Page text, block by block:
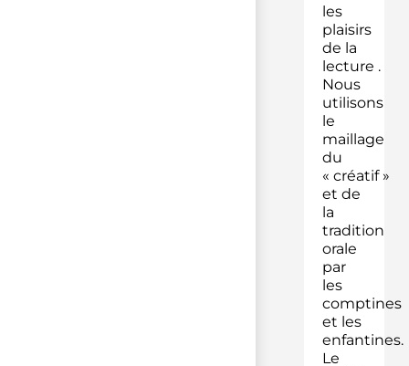
les
plaisirs
de la
lecture .
Nous
utilisons
le
maillage
du
« créatif »
et de
la
tradition
orale
par
les
comptines
et les
enfantines.
Le